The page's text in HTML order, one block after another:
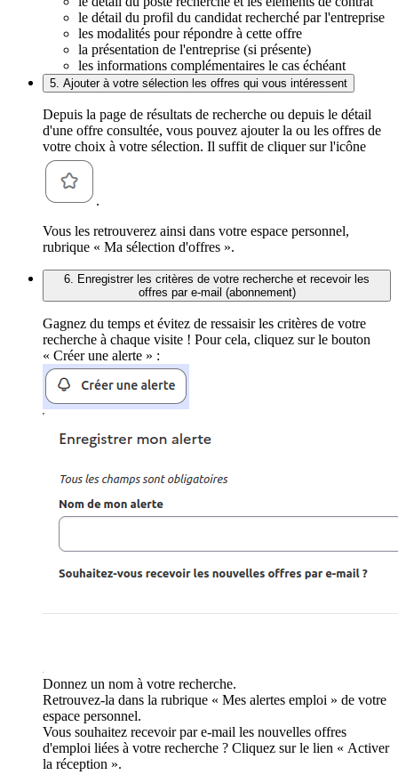
le détail du profil du candidat recherché par l'entreprise
les modalités pour répondre à cette offre
la présentation de l'entreprise (si présente)
les informations complémentaires le cas échéant
5. Ajouter à votre sélection les offres qui vous intéressent
Depuis la page de résultats de recherche ou depuis le détail
d'une offre consultée, vous pouvez ajouter la ou les offres de
votre choix à votre sélection. Il suffit de cliquer sur l'icône
.
Vous les retrouverez ainsi dans votre espace personnel,
rubrique « Ma sélection d'offres ».
6. Enregistrer les critères de votre recherche et recevoir les
offres par e-mail (abonnement)
Gagnez du temps et évitez de ressaisir les critères de votre
recherche à chaque visite ! Pour cela, cliquez sur le bouton
« Créer une alerte » :
Donnez un nom à votre recherche.
Retrouvez-la dans la rubrique « Mes alertes emploi » de votre
espace personnel.
Vous souhaitez recevoir par e-mail les nouvelles offres
d'emploi liées à votre recherche ? Cliquez sur le lien « Activer
la réception ».